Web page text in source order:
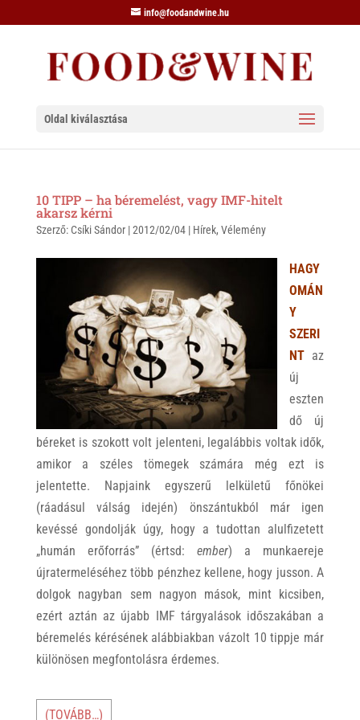
info@foodandwine.hu
Oldal kiválasztása
10 TIPP – ha béremelést, vagy IMF-hitelt
akarsz kérni
Szerző: Csíki Sándor|2012/02/04| Hírek, Vélemény
HAGY
OMÁN
Y
SZERI
NT az
új
eszten
dő új
béreket is szokott volt jelenteni, legalábbis voltak idők,
amikor a széles tömegek számára még ezt is
jelentette. Napjaink egyszerű lelkületű főnökei
(ráadásul válság idején) önszántukból már igen
kevéssé gondolják úgy, hogy a tudottan alulfizetett
„humán erőforrás” (értsd:ember) a munkaereje
újratermeléséhez több pénzhez kellene, hogy jusson. A
dolgok nagyban sem nagyon mások, mint kicsiben,
ezért aztán az újabb IMF tárgyalások időszakában a
béremelés kérésének alábbiakban vázolt 10 tippje már
különösen megfontolásra érdemes.
(TOVÁBB…)